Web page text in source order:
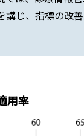
講じ、指標の改
用率